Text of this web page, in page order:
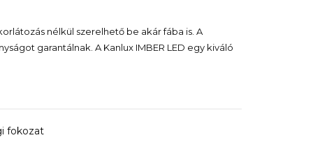
nélkül szerelhető be akár fába is. A
garantálnak. A Kanlux IMBER LED egy kiváló
fokozat